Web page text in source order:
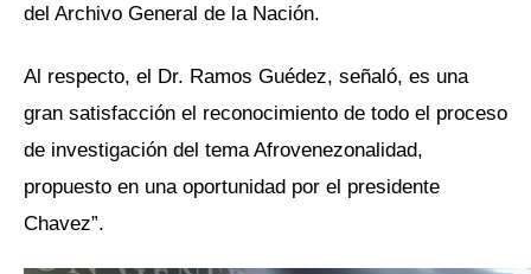
del Archivo General de la Nación.
Al respecto, el Dr. Ramos Guédez, señaló, es una
gran satisfacción el reconocimiento de todo el proceso
de investigación del tema Afrovenezonalidad,
propuesto en una oportunidad por el presidente
Chavez”.